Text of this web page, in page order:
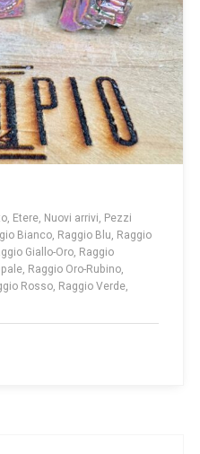
Etere, Nuovi arrivi, Pezzi
Bianco, Raggio Blu, Raggio
Giallo-Oro, Raggio
Raggio Oro-Rubino,
Rosso, Raggio Verde,